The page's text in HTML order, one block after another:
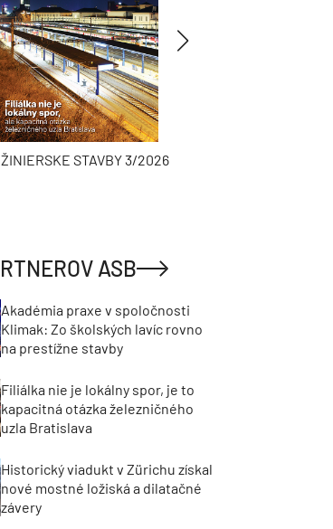
STAVBY 3/2026
ASB
Akadémia praxe v spoločnosti
Klimak: Zo školských lavíc rovno
na prestížne stavby
Filiálka nie je lokálny spor, je to
kapacitná otázka železničného
uzla Bratislava
Historický viadukt v Zürichu získal
nové mostné ložiská a dilatačné
závery